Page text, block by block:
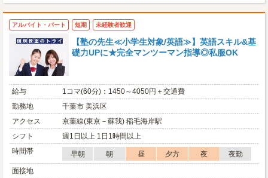
アルバイト・パート 短期 未経験者歓迎
【塾の先生≪小学生対象/英語≫】英語スキル&基
礎力UPに★完全マンツーマン指導◎私服OK
給与
1コマ(60分)：1450～4050円＋交通費
勤務地
千葉市 美浜区
アクセス
京葉線(東京－蘇我) 稲毛海岸駅
シフト
週1日以上 1日1時間以上
時間帯
早朝 朝 昼 夕方 夜
夜勤
面接地